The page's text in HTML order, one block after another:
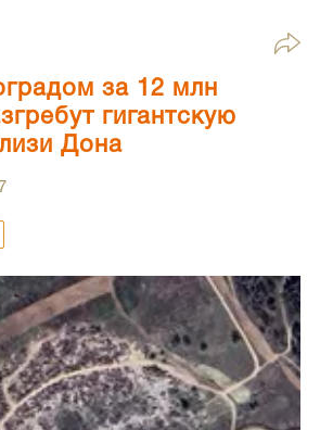
за 12 млн
гигантскую
Дона